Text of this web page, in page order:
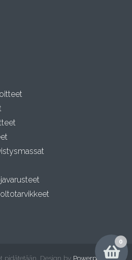
0
pidätetään. Design by Powerpanda.